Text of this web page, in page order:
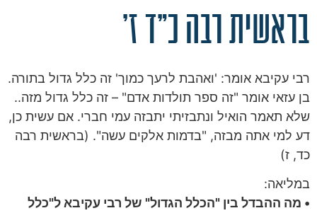
בראשית רבה כ"ד ז'
רבי עקיבא אומר: 'ואהבת לרעך כמוך' זה כלל גדול בתורה.
בן עזאי אומר "זה ספר תולדות אדם" – זה כלל גדול מזה..
שלא תאמר הואיל ונתבזיתי יתבזה עמי חברי. אם עשית כן,
דע למי אתה מבזה, "בדמות אלקים עשה". (בראשית רבה
כד, ז)
במליאה:
• מה ההבדל בין "הכלל הגדול" של רבי עקיבא ל"כלל